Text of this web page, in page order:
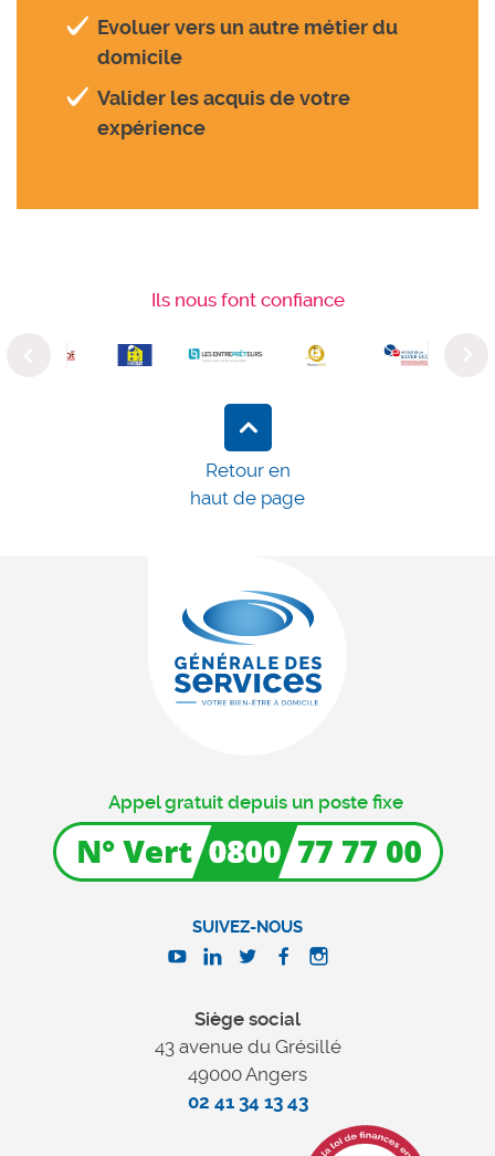
Evoluer vers un autre métier du
domicile
Valider les acquis de votre
expérience
Ils nous font confiance
Previous
Siège social
43 avenue du Grésillé
49000 Angers
02 41 34 13 43
SUIVEZ-NOUS
Appel gratuit depuis un poste fixe
Retour en
haut de page